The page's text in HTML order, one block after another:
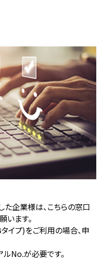
た企業様は、こちらの窓⼝
います。
イプ)をご利用の場合、申
No.が必要です。